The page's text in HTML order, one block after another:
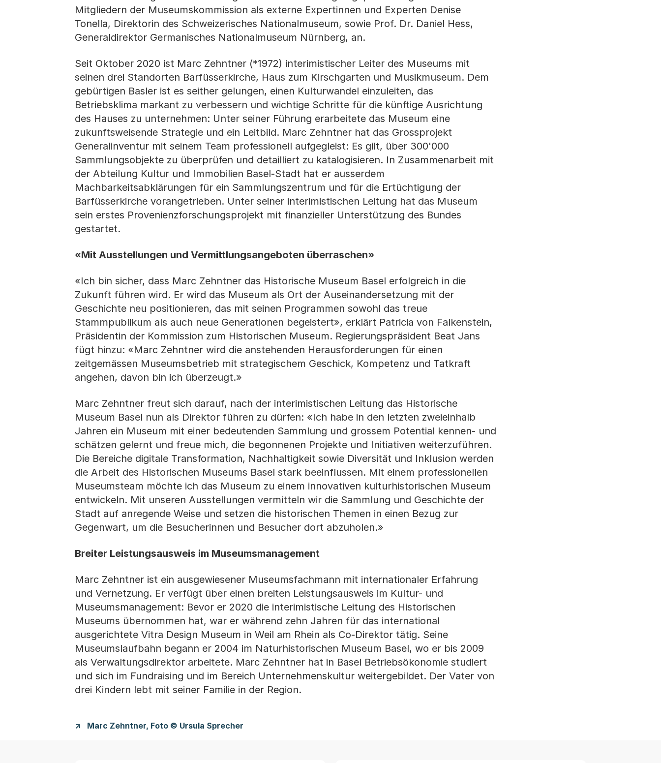
Mitgliedern der Museumskommission als externe Expertinnen und Experten Denise
Tonella, Direktorin des Schweizerisches Nationalmuseum, sowie Prof. Dr. Daniel Hess,
Generaldirektor Germanisches Nationalmuseum Nürnberg, an.
Seit Oktober 2020 ist Marc Zehntner (*1972) interimistischer Leiter des Museums mit
seinen drei Standorten Barfüsserkirche, Haus zum Kirschgarten und Musikmuseum. Dem
gebürtigen Basler ist es seither gelungen, einen Kulturwandel einzuleiten, das
Betriebsklima markant zu verbessern und wichtige Schritte für die künftige Ausrichtung
des Hauses zu unternehmen: Unter seiner Führung erarbeitete das Museum eine
zukunftsweisende Strategie und ein Leitbild. Marc Zehntner hat das Grossprojekt
Generalinventur mit seinem Team professionell aufgegleist: Es gilt, über 300'000
Sammlungsobjekte zu überprüfen und detailliert zu katalogisieren. In Zusammenarbeit mit
der Abteilung Kultur und Immobilien Basel-Stadt hat er ausserdem
Machbarkeitsabklärungen für ein Sammlungszentrum und für die Ertüchtigung der
Barfüsserkirche vorangetrieben. Unter seiner interimistischen Leitung hat das Museum
sein erstes Provenienzforschungsprojekt mit finanzieller Unterstützung des Bundes
gestartet.
«Mit Ausstellungen und Vermittlungsangeboten überraschen»
«Ich bin sicher, dass Marc Zehntner das Historische Museum Basel erfolgreich in die
Zukunft führen wird. Er wird das Museum als Ort der Auseinandersetzung mit der
Geschichte neu positionieren, das mit seinen Programmen sowohl das treue
Stammpublikum als auch neue Generationen begeistert», erklärt Patricia von Falkenstein,
Präsidentin der Kommission zum Historischen Museum. Regierungspräsident Beat Jans
fügt hinzu: «Marc Zehntner wird die anstehenden Herausforderungen für einen
zeitgemässen Museumsbetrieb mit strategischem Geschick, Kompetenz und Tatkraft
angehen, davon bin ich überzeugt.»
Marc Zehntner freut sich darauf, nach der interimistischen Leitung das Historische
Museum Basel nun als Direktor führen zu dürfen: «Ich habe in den letzten zweieinhalb
Jahren ein Museum mit einer bedeutenden Sammlung und grossem Potential kennen- und
schätzen gelernt und freue mich, die begonnenen Projekte und Initiativen weiterzuführen.
Die Bereiche digitale Transformation, Nachhaltigkeit sowie Diversität und Inklusion werden
die Arbeit des Historischen Museums Basel stark beeinflussen. Mit einem professionellen
Museumsteam möchte ich das Museum zu einem innovativen kulturhistorischen Museum
entwickeln. Mit unseren Ausstellungen vermitteln wir die Sammlung und Geschichte der
Stadt auf anregende Weise und setzen die historischen Themen in einen Bezug zur
Gegenwart, um die Besucherinnen und Besucher dort abzuholen.»
Breiter Leistungsausweis im Museumsmanagement
Marc Zehntner ist ein ausgewiesener Museumsfachmann mit internationaler Erfahrung
und Vernetzung. Er verfügt über einen breiten Leistungsausweis im Kultur- und
Museumsmanagement: Bevor er 2020 die interimistische Leitung des Historischen
Museums übernommen hat, war er während zehn Jahren für das international
ausgerichtete Vitra Design Museum in Weil am Rhein als Co-Direktor tätig. Seine
Museumslaufbahn begann er 2004 im Naturhistorischen Museum Basel, wo er bis 2009
als Verwaltungsdirektor arbeitete. Marc Zehntner hat in Basel Betriebsökonomie studiert
und sich im Fundraising und im Bereich Unternehmenskultur weitergebildet. Der Vater von
drei Kindern lebt mit seiner Familie in der Region.
Marc Zehntner, Foto © Ursula Sprecher